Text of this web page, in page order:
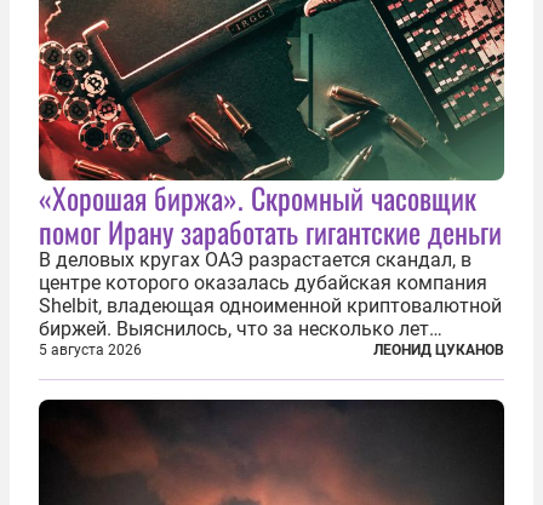
«Хорошая биржа». Скромный часовщик
помог Ирану заработать гигантские деньги
В деловых кругах ОАЭ разрастается скандал, в
центре которого оказалась дубайская компания
Shelbit, владеющая одноименной криптовалютной
биржей. Выяснилось, что за несколько лет
существования через Shelbit прошло не менее 4
млрд долларов в криптовалюте, принадлежащих
иранским чиновникам и силовикам...
5 августа 2026 ЛЕОНИД ЦУКАНОВ